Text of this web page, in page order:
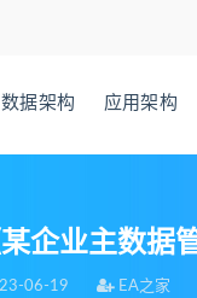
数据架构 应用架构
企业主数据
06-19 EA之家